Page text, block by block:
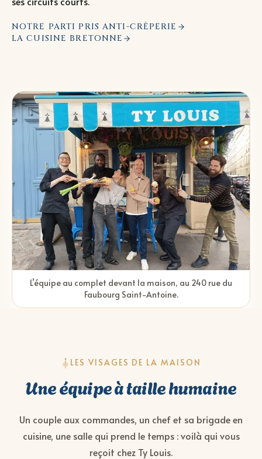
NOTRE PARTI PRIS ANTI-CRÊPERIE
LA CUISINE BRETONNE
L’équipe au complet devant la maison, au 240 rue du
Faubourg Saint-Antoine.
LES VISAGES DE LA MAISON
Une équipe à taille humaine
Un couple aux commandes, un chef et sa brigade en
cuisine, une salle qui prend le temps : voilà qui vous
reçoit chez Ty Louis.